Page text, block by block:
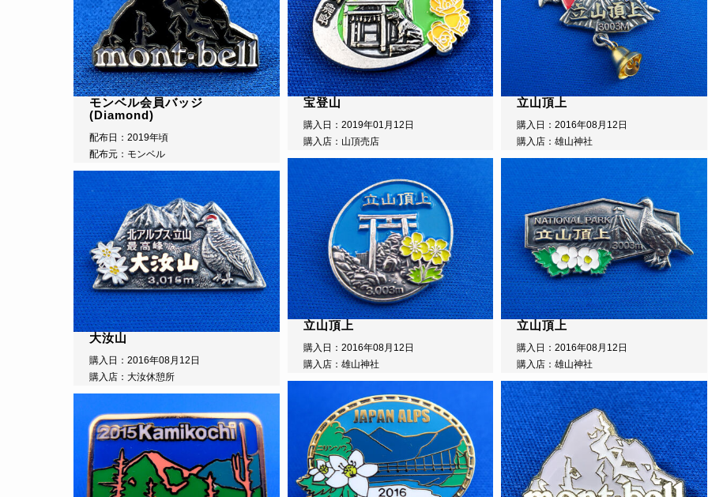
モンベル会員バッジ
(Diamond)
配布日：2019年頃
配布元：モンベル
大汝山
購入日：2016年08月12日
購入店：大汝休憩所
宝登山
購入日：2019年01月12日
購入店：山頂売店
立山頂上
購入日：2016年08月12日
購入店：雄山神社
立山頂上
購入日：2016年08月12日
購入店：雄山神社
立山頂上
購入日：2016年08月12日
購入店：雄山神社